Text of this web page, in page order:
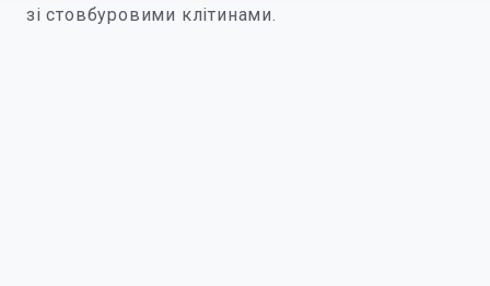
зі стовбуровими клітинами.